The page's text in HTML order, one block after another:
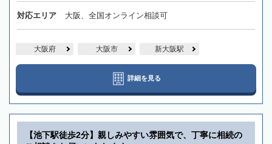
対応エリア 大阪、全国オンライン相談可
大阪府 大阪市 新大阪駅
詳細を見る
【池下駅徒歩2分】親しみやすい雰囲気で、丁寧に相続の